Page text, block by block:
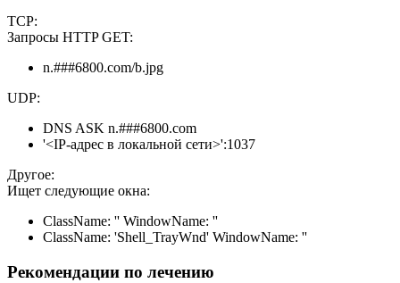
TCP:
Запросы HTTP GET:
n.###6800.com/b.jpg
UDP:
DNS ASK n.###6800.com
'<IP-адрес в локальной сети>':1037
Другое:
Ищет следующие окна:
ClassName: '' WindowName: ''
ClassName: 'Shell_TrayWnd' WindowName: ''
Рекомендации по лечению